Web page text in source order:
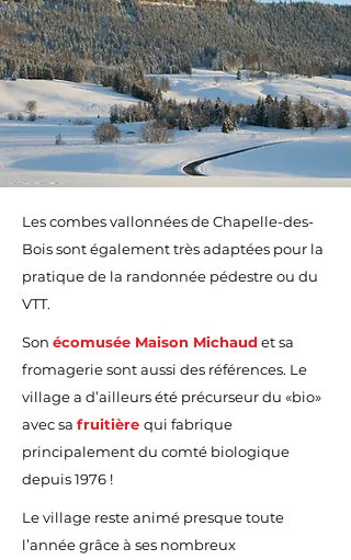
Les combes vallonnées de Chapelle-des-
Bois sont également très adaptées pour la
pratique de la randonnée pédestre ou du
VTT.
Son écomusée Maison Michaud et sa
fromagerie sont aussi des références. Le
village a d’ailleurs été précurseur du «bio»
avec sa fruitière qui fabrique
principalement du comté biologique
depuis 1976 !
Le village reste animé presque toute
l’année grâce à ses nombreux